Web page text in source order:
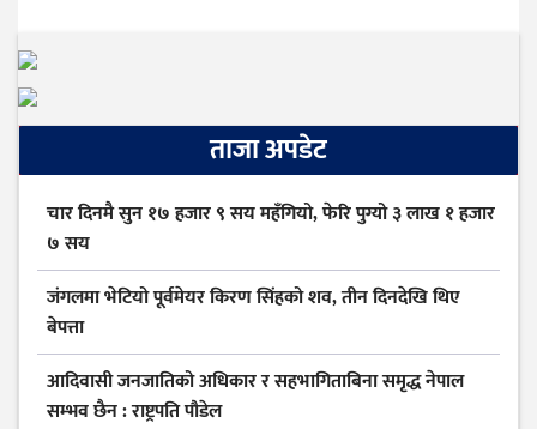
ताजा अपडेट
चार दिनमै सुन १७ हजार ९ सय महँगियो, फेरि पुग्यो ३ लाख १ हजार
७ सय
जंगलमा भेटियो पूर्वमेयर किरण सिंहको शव, तीन दिनदेखि थिए
बेपत्ता
आदिवासी जनजातिको अधिकार र सहभागिताबिना समृद्ध नेपाल
सम्भव छैन : राष्ट्रपति पौडेल